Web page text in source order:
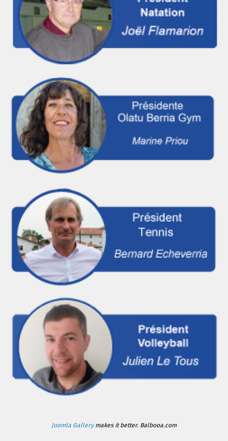
Joomla Gallerymakes it better. Balbooa.com